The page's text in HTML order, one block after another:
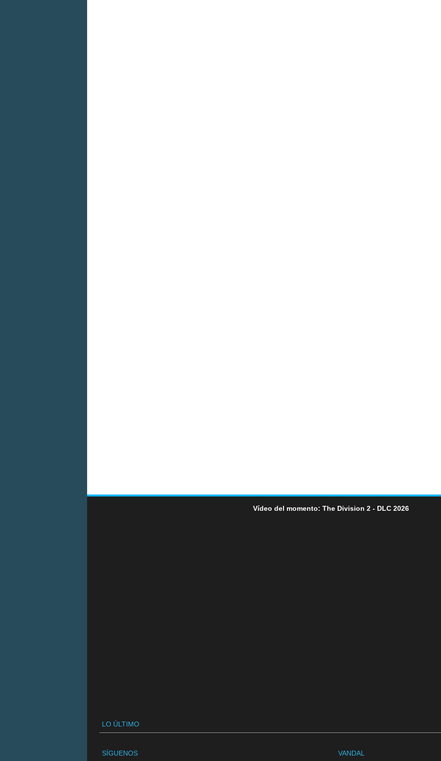
Vídeo del momento: The Division 2 - DLC 2026
LO ÚLTIMO
SÍGUENOS VANDAL